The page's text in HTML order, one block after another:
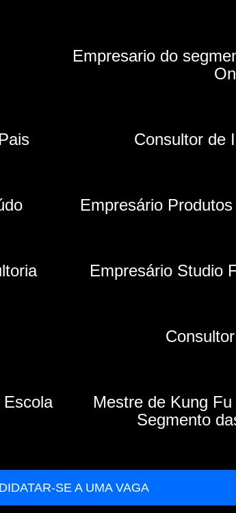
Empresario do
Consultor de
Empresário
Empresário Studio
Mestre de Kung
Segmento
SE A UMA VAGA